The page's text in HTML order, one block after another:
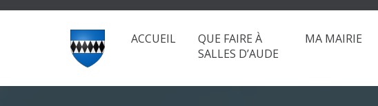
ACCUEIL
QUE FAIRE À
SALLES D’AUDE
MA MAIRIE